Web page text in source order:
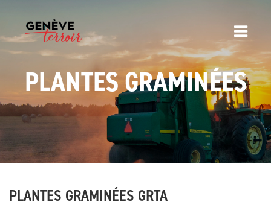
PLANTES GRAMINÉES
PLANTES GRAMINÉES GRTA